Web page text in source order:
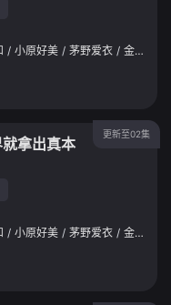
/ 小原好美 / 茅野爱衣 / 金元寿子
更新至02集
拿出真本
/ 小原好美 / 茅野爱衣 / 金元寿子